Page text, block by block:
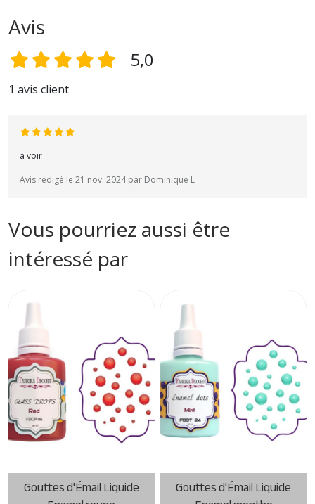
Avis
5,0
1 avis client
a voir
Avis rédigé le 21 nov. 2024 par Dominique L
Vous pourriez aussi être
intéressé par
Gouttes d'Émail Liquide
Gouttes d'Émail Liquide